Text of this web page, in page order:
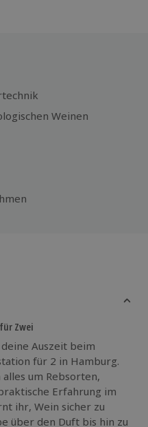
Weinen
Zwei
Auszeit beim
für 2 in Hamburg.
um Rebsorten,
Erfahrung im
ihr, Wein sicher zu
über den Duft bis hin zu